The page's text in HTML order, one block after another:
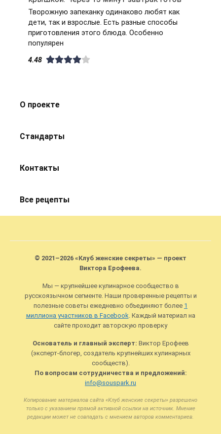
Творожную запеканку одинаково любят как
дети, так и взрослые. Есть разные способы
приготовления этого блюда. Особенно
популярен
4.48
О проекте
Стандарты
Контакты
Все рецепты
© 2021–2026 «Клуб женские секреты» — проект
Виктора Ерофеева.
Мы — крупнейшее кулинарное сообщество в
русскоязычном сегменте. Наши проверенные рецепты и
полезные советы ежедневно объединяют более 1
миллиона участников в Facebook . Каждый материал на
сайте проходит авторскую проверку
Основатель и главный эксперт: Виктор Ерофеев
(эксперт-блогер, создатель крупнейших кулинарных
сообществ).
По вопросам сотрудничества и предложений:
info@souspark.ru
Копирование материалов сайта «Клуб женские секреты» разрешено
только с указанием прямой активной ссылки на источник. Мнение
редакции может не совпадать с мнением авторов комментариев.